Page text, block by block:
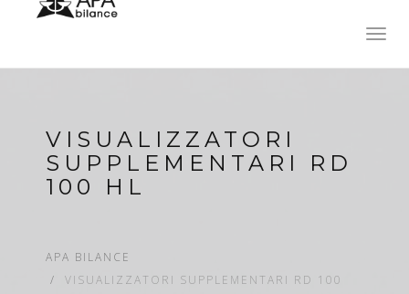
VISUALIZZATORI
SUPPLEMENTARI RD
100 HL
APA BILANCE
VISUALIZZATORI SUPPLEMENTARI RD 100